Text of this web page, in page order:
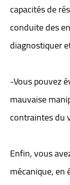
capacités de
conduite des
diagnostiquer
-Vous pouvez
mauvaise
contraintes du
Enfin, vous
mécanique, en